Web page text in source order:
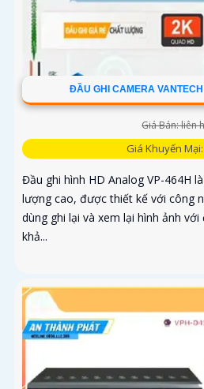
ĐẦU GHI CAMERA
Giá Bán: liên
Giá Khuyến
Đầu ghi hình HD Analog VP-464H
lượng cao, được thiết kế với công
dùng ghi lại và xem lại hình ảnh với
khả...